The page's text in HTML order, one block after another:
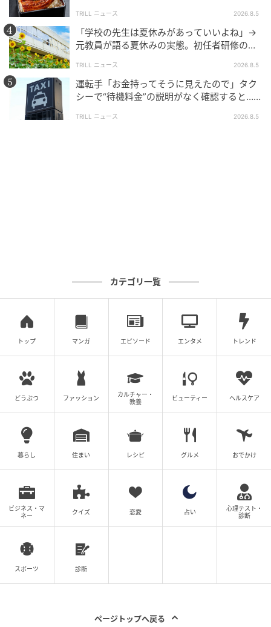
※本記事では読者の皆さんに投稿していただいた体験
談を紹介しています。
アンケート実施日：2025年4月24日
投稿方法：TRILL 募集フォームより
投稿者：40代女性、会社員
い」
TRILL ニュース 2026.8.5
「学校の先生は夏休みがあっていいよね」→
元教員が語る夏休みの実態。初任者研修の裏
TRILL ニュース 2026.8.5
運転手「お金持ってそうに見えたので」タク
シーで“待機料金”の説明がなく確認すると…
TRILL ニュース 2026.8.5
カテゴリ一覧
トップ マンガ エピソード エンタメ トレンド
どうぶつ ファッション
カルチャー・
教養
ビューティー ヘルスケア
暮らし 住まい レシピ グルメ おでかけ
ビジネス・マ
ネー
クイズ 恋愛 占い
心理テスト・
診断
スポーツ 診断
ページトップへ戻る